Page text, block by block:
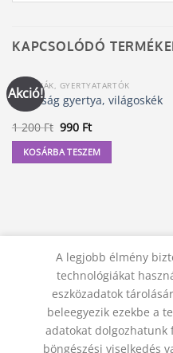
KAPCSOLÓDÓ
Akció!
GYERTYÁK, GYERTYATARTÓK
Kívánság gyertya, világoskék
1 200Ft Original
was:
1
200 Ft.
990 FtCurrent
is:
990 Ft.
KOSÁRBA TESZEM
KAPCSOLAT
JOGI NYILATKOZAT
A legjobb élmény
technológiákat
eszközadatok
beleegyezik ezekbe a
adatokat dolgozhatunk
böngészési viselkedés